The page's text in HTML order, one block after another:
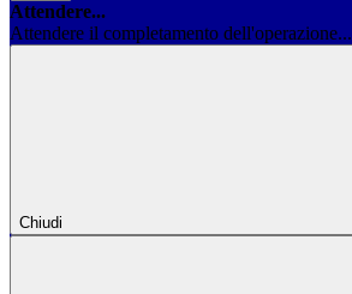
Attendere...
Attendere il completamento dell'operazione...
Chiudi